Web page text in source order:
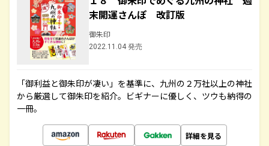
末開運さんぽ 改訂版
御朱印
2022.11.04 発売
「御利益と御朱印が凄い」を基準に、九州の２万社以上の神社
から厳選して御朱印を紹介。ビギナーに優しく、ツウも納得の
一冊。
詳細を見る